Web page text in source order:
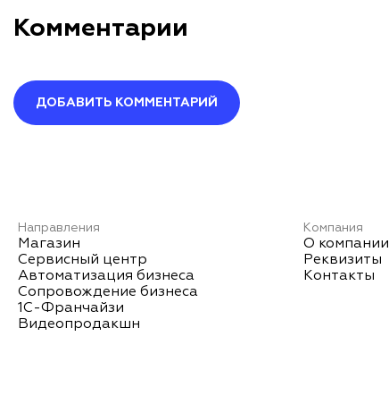
Комментарии
ДОБАВИТЬ КОММЕНТАРИЙ
Ваш комментарий*
Направления
Магазин
Сервисный центр
Автоматизация бизнеса
Сопровождение бизнеса
1С-Франчайзи
Видеопродакшн
Компания
О компании
Реквизиты
Контакты